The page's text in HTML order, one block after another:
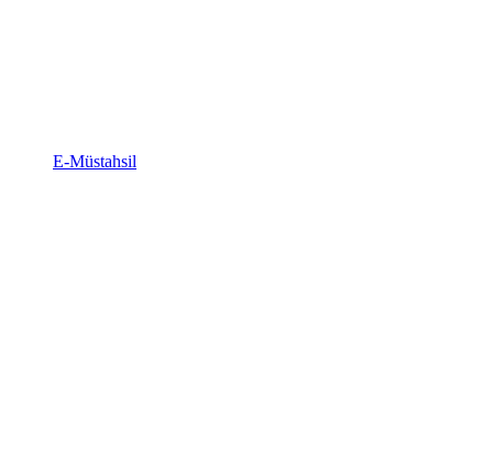
E-Müstahsil